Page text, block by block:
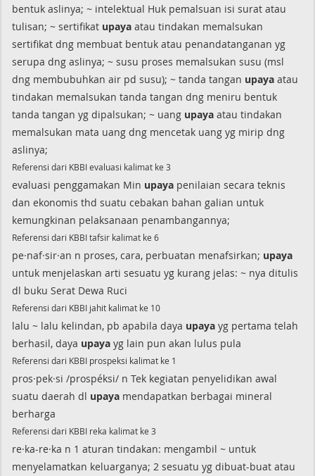
bentuk aslinya; ~ intelektual Huk pemalsuan isi surat atau
tulisan; ~ sertifikat upaya atau tindakan memalsukan
sertifikat dng membuat bentuk atau penandatanganan yg
serupa dng aslinya; ~ susu proses memalsukan susu (msl
dng membubuhkan air pd susu); ~ tanda tangan upaya atau
tindakan memalsukan tanda tangan dng meniru bentuk
tanda tangan yg dipalsukan; ~ uang upaya atau tindakan
memalsukan mata uang dng mencetak uang yg mirip dng
aslinya;
Referensi dari KBBI evaluasi kalimat ke 3
evaluasi penggamakan Min upaya penilaian secara teknis
dan ekonomis thd suatu cebakan bahan galian untuk
kemungkinan pelaksanaan penambangannya;
Referensi dari KBBI tafsir kalimat ke 6
pe·naf·sir·an n proses, cara, perbuatan menafsirkan; upaya
untuk menjelaskan arti sesuatu yg kurang jelas: ~ nya ditulis
dl buku Serat Dewa Ruci
Referensi dari KBBI jahit kalimat ke 10
lalu ~ lalu kelindan, pb apabila daya upaya yg pertama telah
berhasil, daya upaya yg lain pun akan lulus pula
Referensi dari KBBI prospeksi kalimat ke 1
pros·pek·si /prospéksi/ n Tek kegiatan penyelidikan awal
suatu daerah dl upaya mendapatkan berbagai mineral
berharga
Referensi dari KBBI reka kalimat ke 3
re·ka-re·ka n 1 aturan tindakan: mengambil ~ untuk
menyelamatkan keluarganya; 2 sesuatu yg dibuat-buat atau